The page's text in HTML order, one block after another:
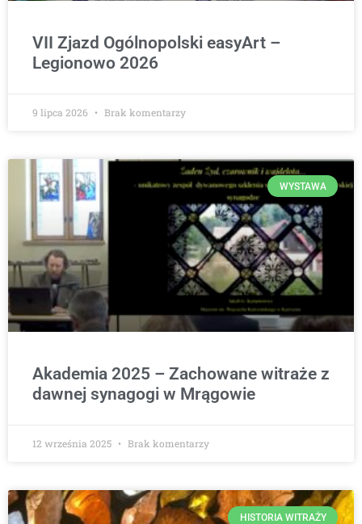
VII Zjazd Ogólnopolski easyArt –
Legionowo 2026
9 lipca 2026 Brak komentarzy
WYSTAWA
Akademia 2025 – Zachowane witraże z
dawnej synagogi w Mrągowie
12 września 2025 Brak komentarzy
HISTORIA WITRAŻY